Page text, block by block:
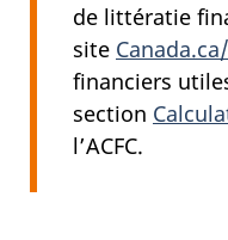
de littératie
site
financiers
section
l’ACFC.